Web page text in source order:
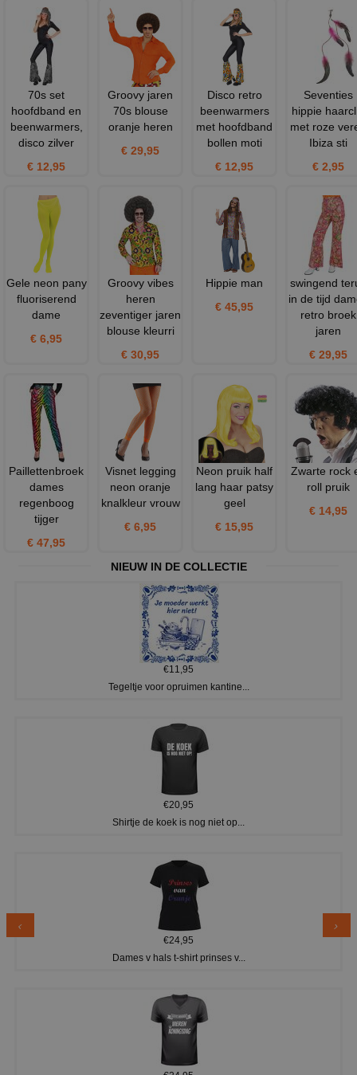
70s set
hoofdband en
beenwarmers,
disco zilver
€ 12,95
Groovy jaren
70s blouse
oranje heren
€ 29,95
Disco retro
beenwarmers
met hoofdband
bollen moti
€ 12,95
Seventies
hippie
met roze
Ibiza sti
€ 2,95
Gele neon pany
fluoriserend
dame
€ 6,95
Groovy vibes
heren
zeventiger jaren
blouse kleurri
€ 30,95
Hippie man
€ 45,95
swingend
in de tijd
retro broek
jaren
€ 29,95
Paillettenbroek
dames
regenboog
tijger
€ 47,95
Visnet legging
neon oranje
knalkleur vrouw
€ 6,95
Neon pruik half
lang haar patsy
geel
€ 15,95
Zwarte rock
roll pruik
€ 14,95
NIEUW IN DE COLLECTIE
€11,95
Tegeltje voor opruimen kantine...
€20,95
Shirtje de koek is nog niet op...
€24,95
Dames v hals t-shirt prinses v...